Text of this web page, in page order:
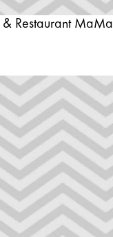
& Restaurant MaMa